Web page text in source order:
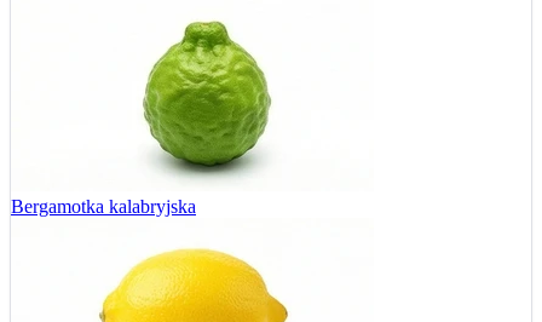
Bergamotka kalabryjska